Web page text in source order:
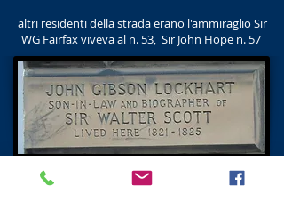
altri residenti della strada erano l'ammiraglio Sir
WG Fairfax viveva al n. 53, Sir John Hope n. 57
Dublino Street